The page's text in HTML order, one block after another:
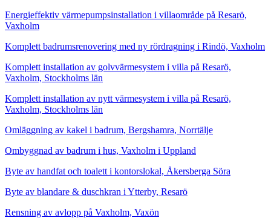
Energieffektiv värmepumpsinstallation i villaområde på Resarö,
Vaxholm
Komplett badrumsrenovering med ny rördragning i Rindö, Vaxholm
Komplett installation av golvvärmesystem i villa på Resarö,
Vaxholm, Stockholms län
Komplett installation av nytt värmesystem i villa på Resarö,
Vaxholm, Stockholms län
Omläggning av kakel i badrum, Bergshamra, Norrtälje
Ombyggnad av badrum i hus, Vaxholm i Uppland
Byte av handfat och toalett i kontorslokal, Åkersberga Söra
Byte av blandare & duschkran i Ytterby, Resarö
Rensning av avlopp på Vaxholm, Vaxön